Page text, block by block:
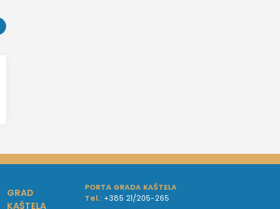
GRAD
KAŠTELA
PORTA GRADA KAŠTELA
Tel.: +385 21/205-265